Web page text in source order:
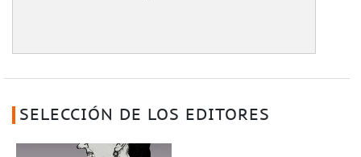
SELECCIÓN DE LOS EDITORES